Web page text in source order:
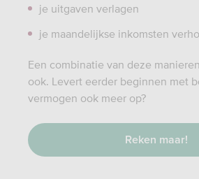
je uitgaven verlagen
je maandelijkse inkomsten
Een combinatie van deze
ook. Levert eerder beginnen met
vermogen ook meer op?
Reken maar!